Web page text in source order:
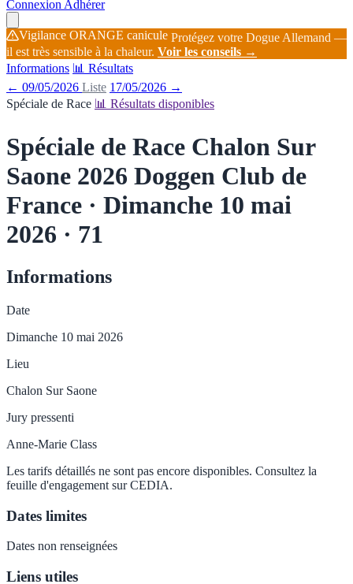
Connexion Adhérer
Vigilance ORANGE canicule Protégez votre Dogue Allemand —
il est très sensible à la chaleur. Voir les conseils →
Informations 📊 Résultats
← 09/05/2026 Liste 17/05/2026 →
Spéciale de Race 📊 Résultats disponibles
Spéciale de Race Chalon Sur
Saone 2026 Doggen Club de
France · Dimanche 10 mai
2026 · 71
Informations
Date
Dimanche 10 mai 2026
Lieu
Chalon Sur Saone
Jury pressenti
Anne-Marie Class
Les tarifs détaillés ne sont pas encore disponibles. Consultez la
feuille d'engagement sur CEDIA.
Dates limites
Dates non renseignées
Liens utiles